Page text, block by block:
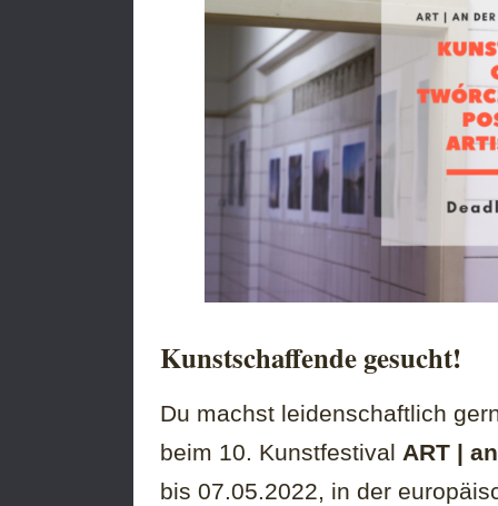
Kunstschaffende gesucht!
Du machst leidenschaftlich
beim 10. Kunstfestival ART |
bis 07.05.2022, in der